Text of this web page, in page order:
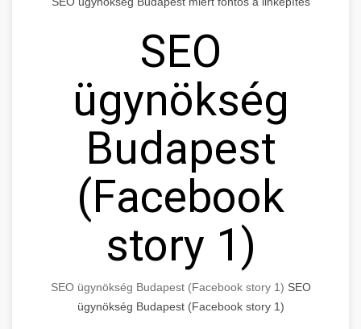
SEO
ügynökség
Budapest
(Facebook
story 1)
SEO ügynökség Budapest (Facebook story 1) SEO
ügynökség Budapest (Facebook story 1)